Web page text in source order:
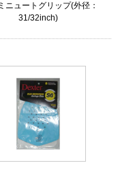
ニュートグリップ(外径：
31/32inch)